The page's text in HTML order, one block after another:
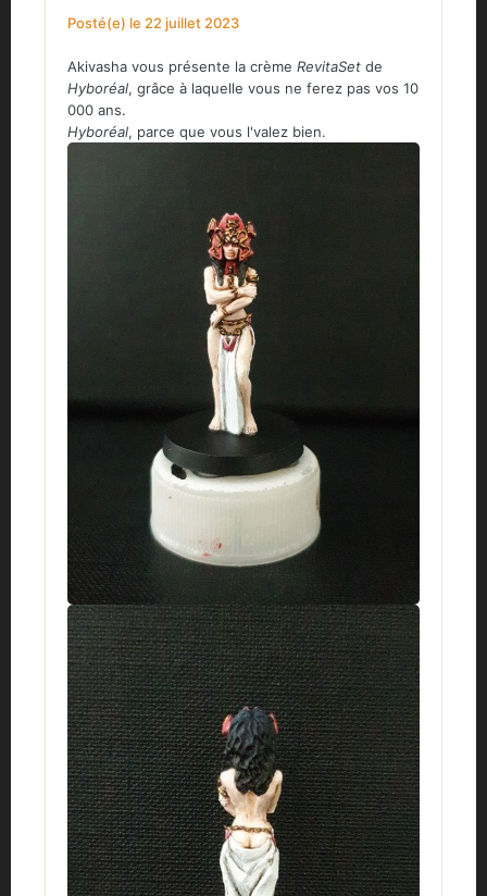
Posté(e) le 22 juillet 2023
Akivasha vous présente la crème RevitaSet de
Hyboréal, grâce à laquelle vous ne ferez pas vos 10
000 ans.
Hyboréal, parce que vous l'valez bien.